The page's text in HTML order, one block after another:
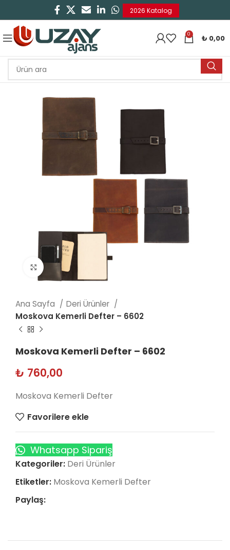
2026 Katalog
0 ₺ 0,00
Click to enlarge
Ana Sayfa
Deri Ürünler
Moskova Kemerli Defter – 6602
Moskova Kemerli Defter – 6602
₺ 760,00
Moskova Kemerli Defter
Favorilere ekle
Whatsapp Sipariş
Kategoriler: Deri Ürünler
Etiketler: Moskova Kemerli Defter
Paylaş: